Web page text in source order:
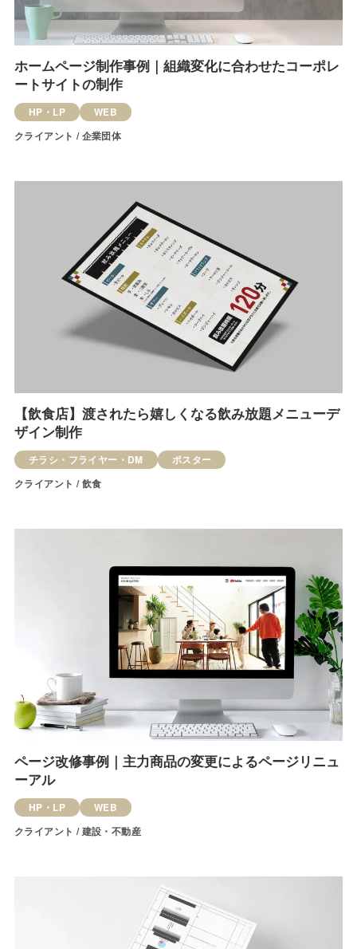
ホームページ制作事例｜組織変化に合わせたコーポレ
ートサイトの制作
HP・LP
WEB
クライアント / 企業団体
【飲食店】渡されたら嬉しくなる飲み放題メニューデ
ザイン制作
チラシ・フライヤー・DM
ポスター
クライアント / 飲食
ページ改修事例｜主力商品の変更によるページリニュ
ーアル
HP・LP
WEB
クライアント / 建設・不動産